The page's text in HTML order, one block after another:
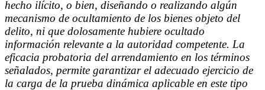
hecho ilícito, o bien, diseñando o realizando algún
mecanismo de ocultamiento de los bienes objeto del
delito, ni que dolosamente hubiere ocultado
información relevante a la autoridad competente. La
eficacia probatoria del arrendamiento en los términos
señalados, permite garantizar el adecuado ejercicio de
la carga de la prueba dinámica aplicable en este tipo